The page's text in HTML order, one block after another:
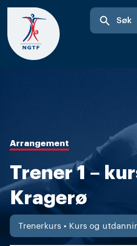
Skip
content
search Søk
Arrangement
Trener 1 –
Kragerø
Trenerkurs • Kurs og